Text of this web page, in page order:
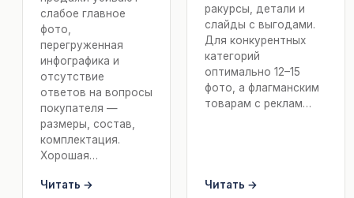
слабое главное
фото,
перегруженная
инфографика и
отсутствие
ответов на вопросы
покупателя —
размеры, состав,
комплектация.
Хорошая…
Читать →
ракурсы, детали и
слайды с выгодами.
Для конкурентных
категорий
оптимально 12–15
фото, а флагманским
товарам с реклам…
Читать →